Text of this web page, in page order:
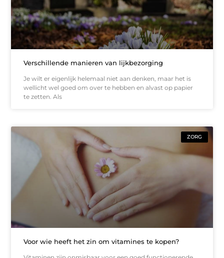
Verschillende manieren van lijkbezorging
Je wilt er eigenlijk helemaal niet aan denken, maar het is
wellicht wel goed om over te hebben en alvast op papier
te zetten. Als
ZORG
Voor wie heeft het zin om vitamines te kopen?